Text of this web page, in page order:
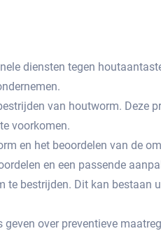
diensten tegen
van houtworm. Deze
voorkomen.​
en het beoordelen van de
en een passende
bestrijden.​ Dit kan bestaan
over preventieve